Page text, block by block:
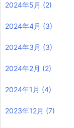
2024年5月 (2)
2024年4月 (3)
2024年3月 (3)
2024年2月 (2)
2024年1月 (4)
2023年12月 (7)